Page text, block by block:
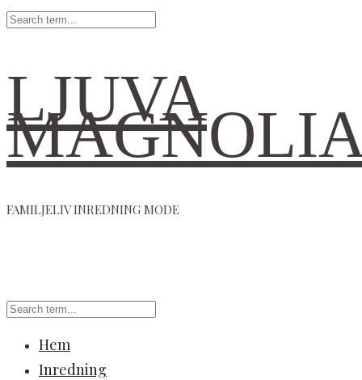
LJUVA
FAMILJELIV INREDNING MODE
Hem
Inredning